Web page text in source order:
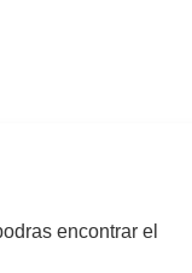
encontrar el